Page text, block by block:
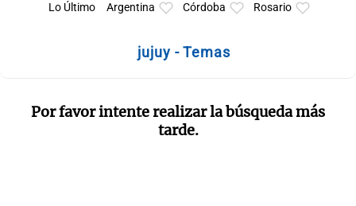
Lo Último Argentina Córdoba Rosario
jujuy - Temas
Por favor intente realizar la búsqueda más
tarde.